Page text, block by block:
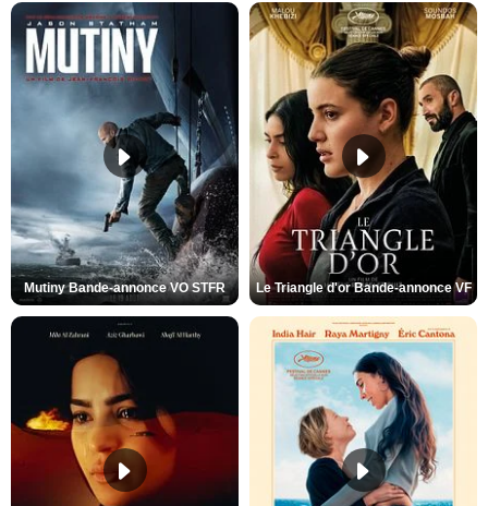
Mutiny Bande-annonce VO STFR Le Triangle d'or Bande-annonce VF